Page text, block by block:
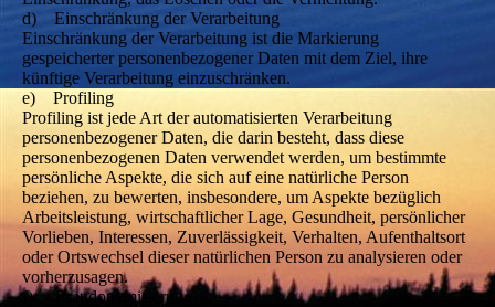
d) Einschränkung der Verarbeitung
Einschränkung der Verarbeitung ist die Markierung
gespeicherter personenbezogener Daten mit dem Ziel, ihre
künftige Verarbeitung einzuschränken.
e) Profiling
Profiling ist jede Art der automatisierten Verarbeitung
personenbezogener Daten, die darin besteht, dass diese
personenbezogenen Daten verwendet werden, um bestimmte
persönliche Aspekte, die sich auf eine natürliche Person
beziehen, zu bewerten, insbesondere, um Aspekte bezüglich
Arbeitsleistung, wirtschaftlicher Lage, Gesundheit, persönlicher
Vorlieben, Interessen, Zuverlässigkeit, Verhalten, Aufenthaltsort
oder Ortswechsel dieser natürlichen Person zu analysieren oder
vorherzusagen.
f) Pseudonymisierung